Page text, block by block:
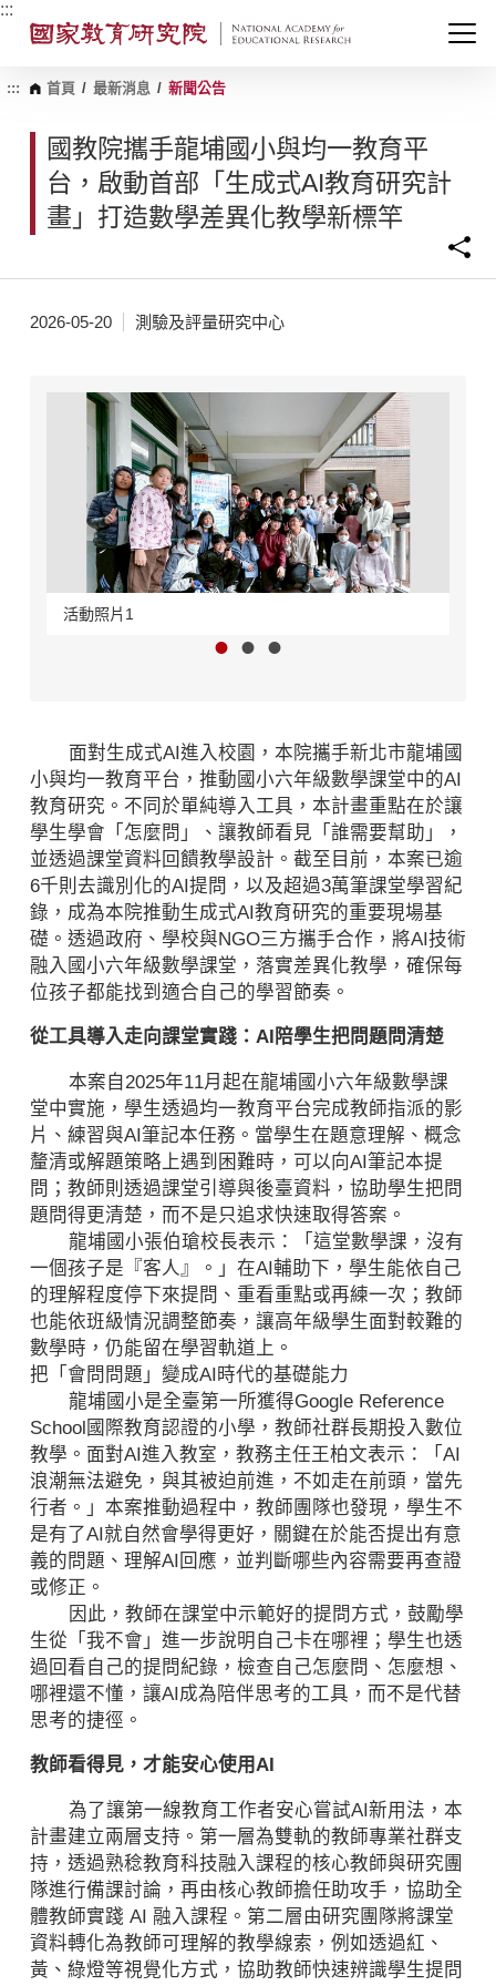
跳
內
:::
::: 首頁 / 最新消息 / 新聞公告
國教院攜手龍埔國小與均一教育平
台，啟動首部「生成式AI教育研究計
畫」打造數學差異化教學新標竿
2026-05-20 測驗及評量研究中心
活動照片1
面對生成式AI進入校園，本院攜手新北市龍埔國
小與均一教育平台，推動國小六年級數學課堂中的AI
教育研究。不同於單純導入工具，本計畫重點在於讓
學生學會「怎麼問」、讓教師看見「誰需要幫助」，
並透過課堂資料回饋教學設計。截至目前，本案已逾
6千則去識別化的AI提問，以及超過3萬筆課堂學習紀
錄，成為本院推動生成式AI教育研究的重要現場基
礎。透過政府、學校與NGO三方攜手合作，將AI技術
融入國小六年級數學課堂，落實差異化教學，確保每
位孩子都能找到適合自己的學習節奏。
從工具導入走向課堂實踐：AI陪學生把問題問清楚
本案自2025年11月起在龍埔國小六年級數學課
堂中實施，學生透過均一教育平台完成教師指派的影
片、練習與AI筆記本任務。當學生在題意理解、概念
釐清或解題策略上遇到困難時，可以向AI筆記本提
問；教師則透過課堂引導與後臺資料，協助學生把問
題問得更清楚，而不是只追求快速取得答案。
龍埔國小張伯瑲校長表示：「這堂數學課，沒有
一個孩子是『客人』。」在AI輔助下，學生能依自己
的理解程度停下來提問、重看重點或再練一次；教師
也能依班級情況調整節奏，讓高年級學生面對較難的
數學時，仍能留在學習軌道上。
把「會問問題」變成AI時代的基礎能力
龍埔國小是全臺第一所獲得Google Reference
School國際教育認證的小學，教師社群長期投入數位
教學。面對AI進入教室，教務主任王柏文表示：「AI
浪潮無法避免，與其被迫前進，不如走在前頭，當先
行者。」本案推動過程中，教師團隊也發現，學生不
是有了AI就自然會學得更好，關鍵在於能否提出有意
義的問題、理解AI回應，並判斷哪些內容需要再查證
或修正。
因此，教師在課堂中示範好的提問方式，鼓勵學
生從「我不會」進一步說明自己卡在哪裡；學生也透
過回看自己的提問紀錄，檢查自己怎麼問、怎麼想、
哪裡還不懂，讓AI成為陪伴思考的工具，而不是代替
思考的捷徑。
教師看得見，才能安心使用AI
為了讓第一線教育工作者安心嘗試AI新用法，本
計畫建立兩層支持。第一層為雙軌的教師專業社群支
持，透過熟稔教育科技融入課程的核心教師與研究團
隊進行備課討論，再由核心教師擔任助攻手，協助全
體教師實踐 AI 融入課程。第二層由研究團隊將課堂
資料轉化為教師可理解的教學線索，例如透過紅、
黃、綠燈等視覺化方式，協助教師快速辨識學生提問